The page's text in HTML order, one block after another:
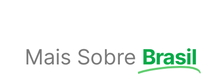
Mais Sobre Brasil